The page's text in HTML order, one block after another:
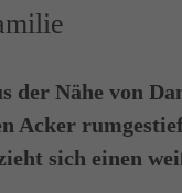
Nähe von
Acker
sich einen